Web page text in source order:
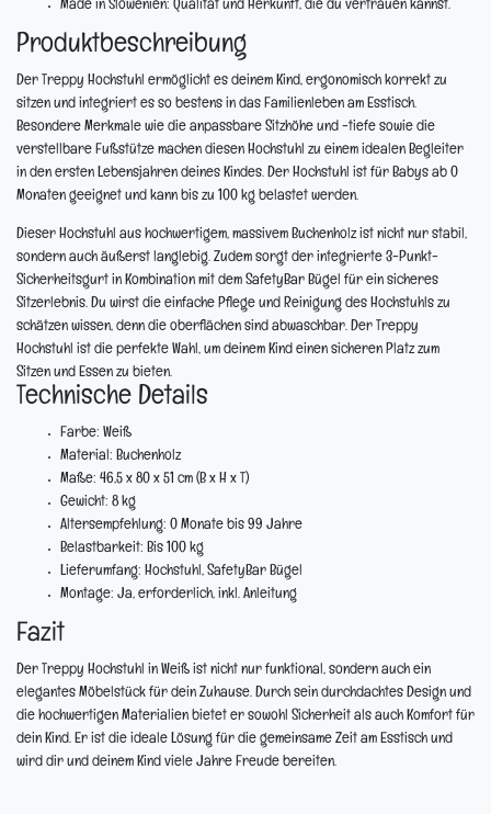
Made in Slowenien: Qualität und Herkunft, die du vertrauen kannst.
Produktbeschreibung
Der Treppy Hochstuhl ermöglicht es deinem Kind, ergonomisch korrekt zu
sitzen und integriert es so bestens in das Familienleben am Esstisch.
Besondere Merkmale wie die anpassbare Sitzhöhe und -tiefe sowie die
verstellbare Fußstütze machen diesen Hochstuhl zu einem idealen Begleiter
in den ersten Lebensjahren deines Kindes. Der Hochstuhl ist für Babys ab 0
Monaten geeignet und kann bis zu 100 kg belastet werden.
Dieser Hochstuhl aus hochwertigem, massivem Buchenholz ist nicht nur stabil,
sondern auch äußerst langlebig. Zudem sorgt der integrierte 3-Punkt-
Sicherheitsgurt in Kombination mit dem SafetyBar Bügel für ein sicheres
Sitzerlebnis. Du wirst die einfache Pflege und Reinigung des Hochstuhls zu
schätzen wissen, denn die oberflächen sind abwaschbar. Der Treppy
Hochstuhl ist die perfekte Wahl, um deinem Kind einen sicheren Platz zum
Sitzen und Essen zu bieten.
Technische Details
Farbe: Weiß
Material: Buchenholz
Maße: 46,5 x 80 x 51 cm (B x H x T)
Gewicht: 8 kg
Altersempfehlung: 0 Monate bis 99 Jahre
Belastbarkeit: Bis 100 kg
Lieferumfang: Hochstuhl, SafetyBar Bügel
Montage: Ja, erforderlich, inkl. Anleitung
Fazit
Der Treppy Hochstuhl in Weiß ist nicht nur funktional, sondern auch ein
elegantes Möbelstück für dein Zuhause. Durch sein durchdachtes Design und
die hochwertigen Materialien bietet er sowohl Sicherheit als auch Komfort für
dein Kind. Er ist die ideale Lösung für die gemeinsame Zeit am Esstisch und
wird dir und deinem Kind viele Jahre Freude bereiten.